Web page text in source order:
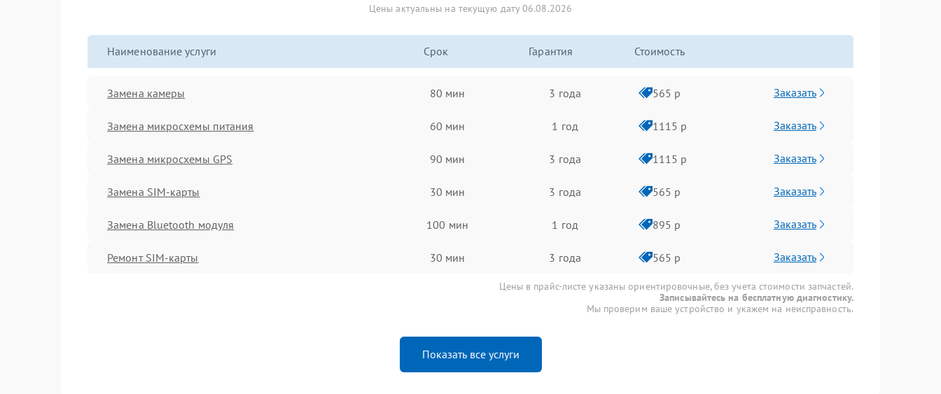
Цены актуальны на текущую дату 06.08.2026
Наименование услуги Срок Гарантия Стоимость
Замена камеры 80 мин 3 года 565 р Заказать
Замена микросхемы питания 60 мин 1 год 1115 р Заказать
Замена микросхемы GPS 90 мин 3 года 1115 р Заказать
Замена SIM-карты 30 мин 3 года 565 р Заказать
Замена Bluetooth модуля 100 мин 1 год 895 р Заказать
Ремонт SIM-карты 30 мин 3 года 565 р Заказать
Цены в прайс-листе указаны ориентировочные, без учета стоимости запчастей.
Записывайтесь на бесплатную диагностику.
Мы проверим ваше устройство и укажем на неисправность.
Показать все услуги